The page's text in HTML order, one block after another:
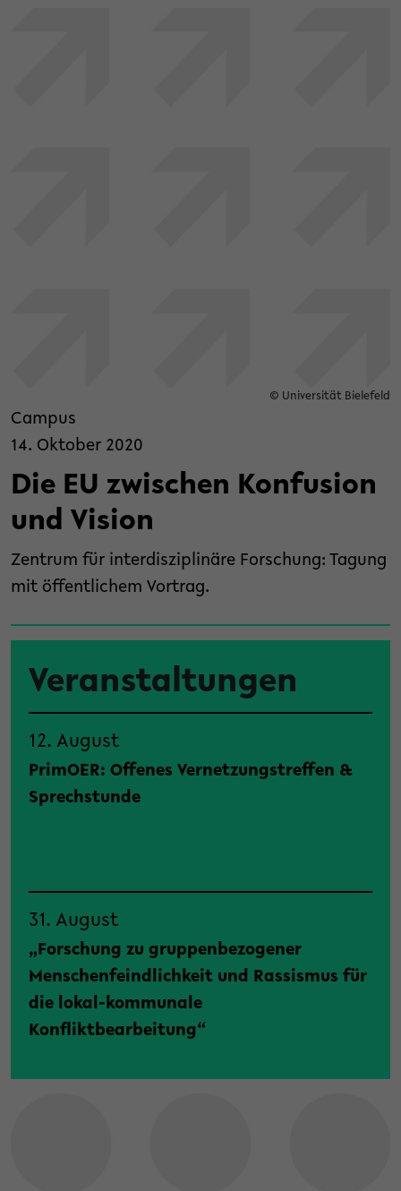
© Universität Bielefeld
Campus
14. Oktober 2020
Die EU zwischen Konfusion
und Vision
Zentrum für interdisziplinäre Forschung: Tagung
mit öffentlichem Vortrag.
Veranstaltungen
12. August
PrimOER: Offenes Vernetzungstreffen &
Sprechstunde
31. August
„Forschung zu gruppenbezogener
Menschenfeindlichkeit und Rassismus für
die lokal-kommunale
Konfliktbearbeitung“